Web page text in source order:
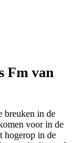
Fm van
breuken in de
voor in de
hogerop in de